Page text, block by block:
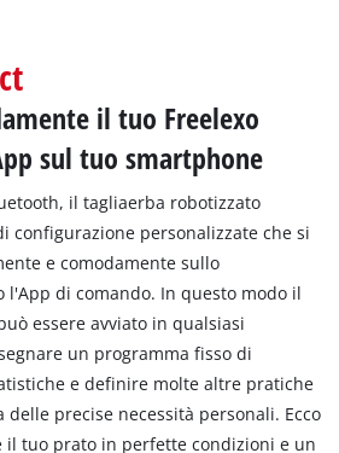
il tuo Freelexo
sul tuo smartphone
il tagliaerba robotizzato
configurazione personalizzate che si
e comodamente sullo
l'App di comando. In questo modo il
essere avviato in qualsiasi
un programma fisso di
e definire molte altre pratiche
delle precise necessità personali. Ecco
il tuo prato in perfette condizioni e un